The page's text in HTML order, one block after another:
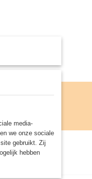
AGENDA
media-
we onze sociale
gebruikt. Zij
hebben